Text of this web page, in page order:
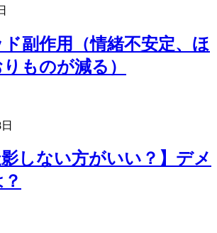
副作用（情緒不安定、ほ
ものが減る）
影しない方がいい？】デメ